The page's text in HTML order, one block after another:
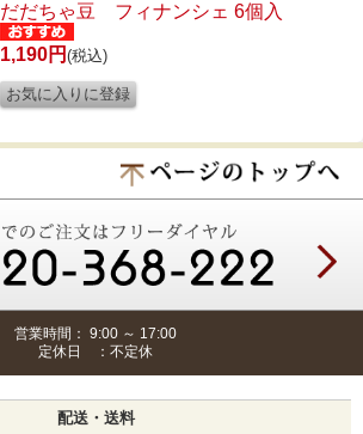
だだちゃ豆 フィナンシェ 6個入
1,190円 (税込)
営業時間： 9:00 ～ 17:00
定休日 ：不定休
配送・送料